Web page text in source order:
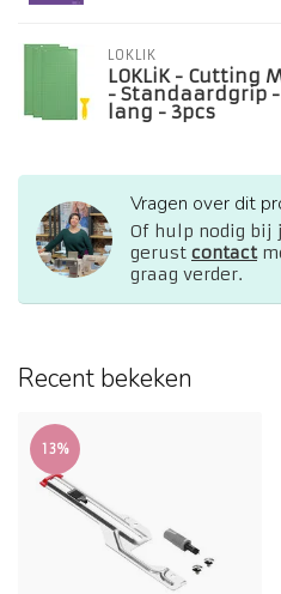
LOKLIK
LOKLiK - Cutting
- Standaardgrip
lang - 3pcs
Vragen over dit
Of hulp nodig bij
gerust contact
graag verder.
Recent bekeken
13%